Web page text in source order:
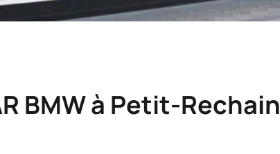
BMW à Petit-Rechain